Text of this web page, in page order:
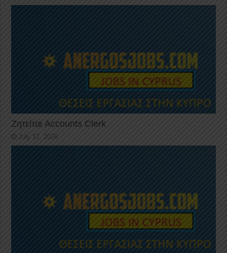
Ζητείται Accounts Clerk
July 17, 2026